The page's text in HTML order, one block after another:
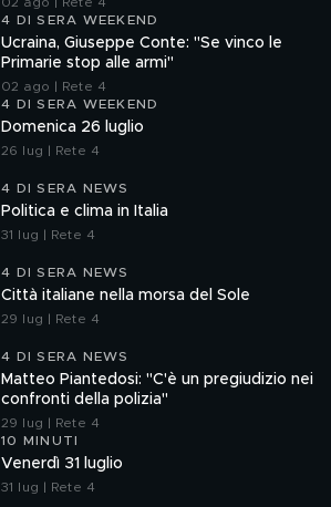
4 DI SERA WEEKEND
Ucraina, Giuseppe Conte: "Se vinco le
Primarie stop alle armi"
02 ago | Rete 4
4 DI SERA WEEKEND
Domenica 26 luglio
26 lug | Rete 4
4 DI SERA NEWS
Politica e clima in Italia
31 lug | Rete 4
4 DI SERA NEWS
Città italiane nella morsa del Sole
29 lug | Rete 4
4 DI SERA NEWS
Matteo Piantedosi: "C'è un pregiudizio nei
confronti della polizia"
29 lug | Rete 4
10 MINUTI
Venerdì 31 luglio
31 lug | Rete 4